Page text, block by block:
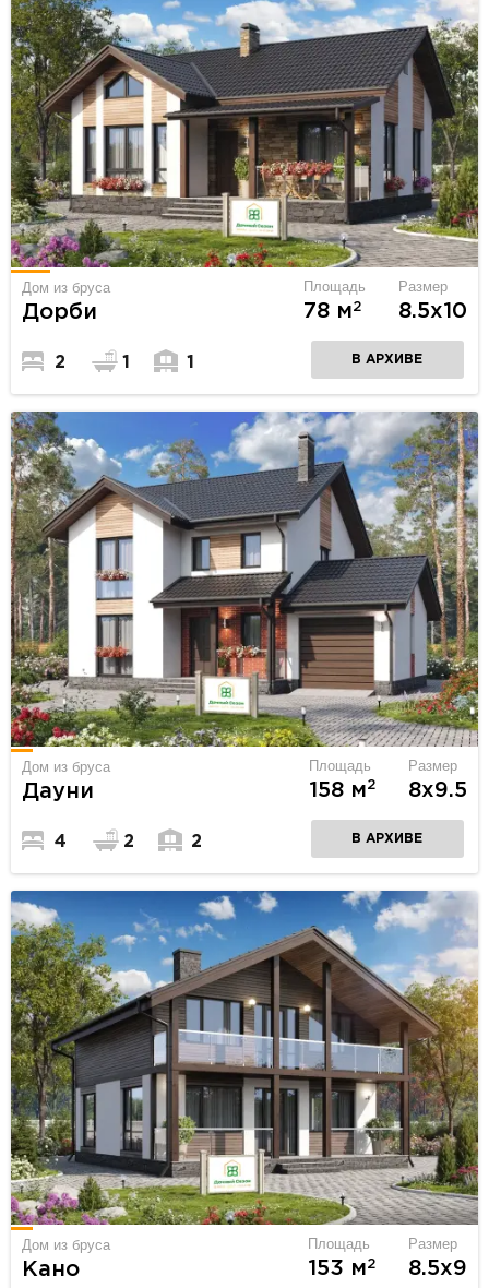
Дом из бруса
Дорби
Площадь
78 м2
Размер
8.5х10
2 1 1 В АРХИВЕ
Дом из бруса
Дауни
Площадь
158 м2
Размер
8х9.5
4 2 2 В АРХИВЕ
Дом из бруса
Кано
Площадь
153 м2
Размер
8.5х9